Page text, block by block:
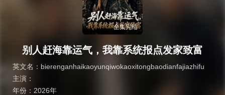
全集完结
别人赶海靠运气，我靠系统报点发家致富
英文名： bierenganhaikaoyunqiwokaoxitongbaodianfajiazhifu
主演：
年份： 2026年